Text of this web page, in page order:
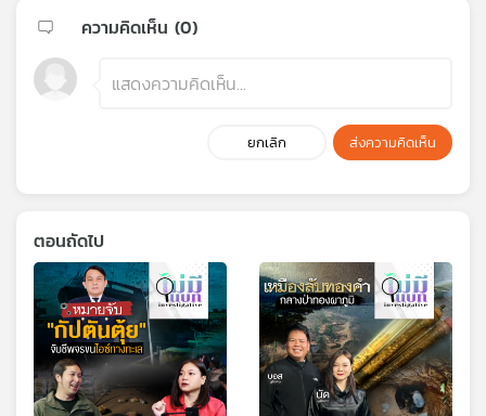
ความคิดเห็น (0)
ยกเลิก ส่งความคิดเห็น
ตอนถัดไป